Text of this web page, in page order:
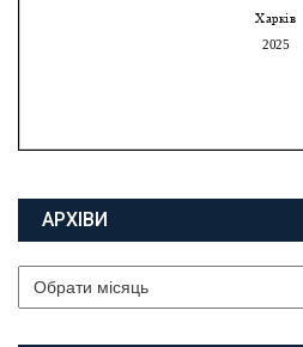
АРХІВИ
Архіви